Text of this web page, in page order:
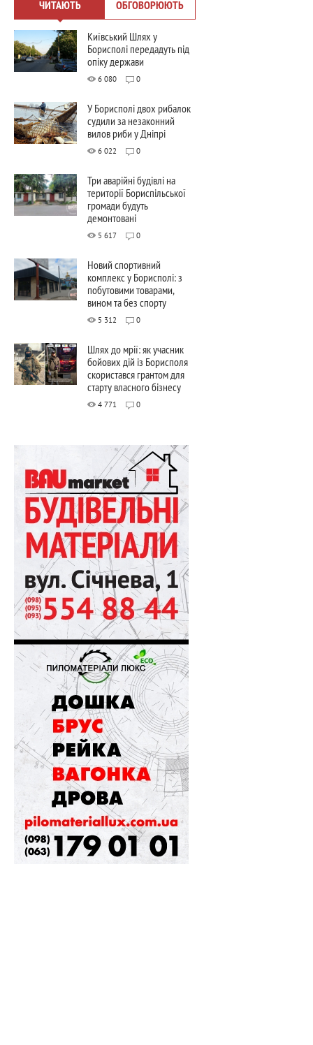
ЧИТАЮТЬ ОБГОВОРЮЮТЬ
Київський Шлях у
Борисполі передадуть під
опіку держави
6 080 0
У Борисполі двох рибалок
судили за незаконний
вилов риби у Дніпрі
6 022 0
Три аварійні будівлі на
території Бориспільської
громади будуть
демонтовані
5 617 0
Новий спортивний
комплекс у Борисполі: з
побутовими товарами,
вином та без спорту
5 312 0
Шлях до мрії: як учасник
бойових дій із Борисполя
скористався грантом для
старту власного бізнесу
4 771 0